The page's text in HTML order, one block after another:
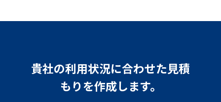
貴社の利用状況に合わせた見積
もりを作成します。